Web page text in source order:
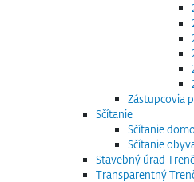
Zástupcovia
Sčítanie
Sčítanie
Sčítanie
Stavebný úrad
Transparentný